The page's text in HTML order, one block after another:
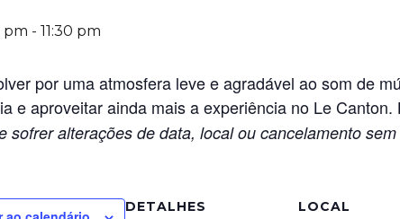
pm - 11:30 pm
por uma atmosfera leve e agradável ao som de
e aproveitar ainda mais a experiência no Le Canton.
sofrer alterações de data, local ou cancelamento
DETALHES LOCAL